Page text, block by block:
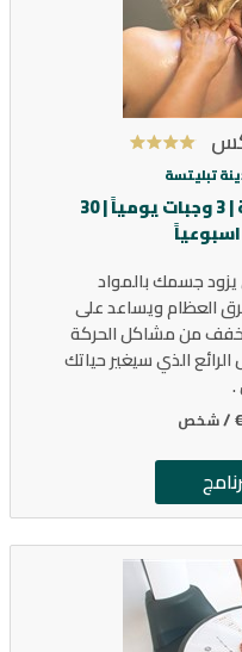
تبليتسة
الحد الانى للاقامة 14 ليلة | 3 وجبات يومياً | 30
جسمك بالمواد
العظام ويساعد على
من مشاكل الحركة
الذي سيغير حياتك
.
شخص